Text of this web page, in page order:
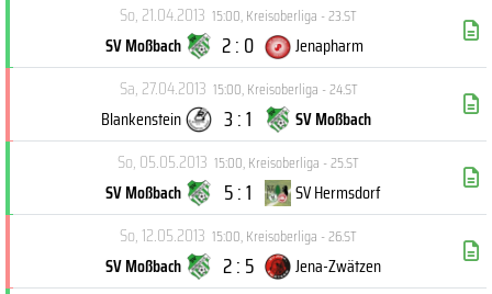
So, 21.04.2013 15:00,Kreisoberliga - 23.ST
SV Moßbach 2 : 0
Jenapharm
Sa, 27.04.2013 15:00,Kreisoberliga - 24.ST
Blankenstein 3 : 1
SV Moßbach
So, 05.05.2013 15:00,Kreisoberliga - 25.ST
SV Moßbach 5 : 1
SV Hermsdorf
So, 12.05.2013 15:00,Kreisoberliga - 26.ST
SV Moßbach 2 : 5
Jena-Zwätzen